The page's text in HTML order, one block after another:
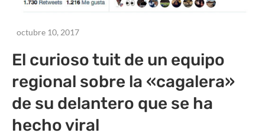
octubre 10, 2017
El curioso tuit de un equipo
regional sobre la «cagalera»
de su delantero que se ha
hecho viral